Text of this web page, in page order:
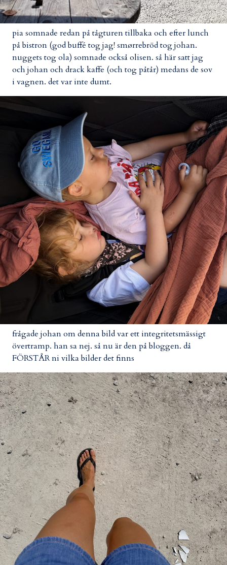
pia somnade redan på tågturen tillbaka och efter lunch
på bistron (god buffé tog jag! smørrebröd tog johan.
nuggets tog ola) somnade också olisen. så här satt jag
och johan och drack kaffe (och tog påtår) medans de sov
i vagnen. det var inte dumt.
frågade johan om denna bild var ett integritetsmässigt
övertramp. han sa nej. så nu är den på bloggen. då
FÖRSTÅR ni vilka bilder det finns